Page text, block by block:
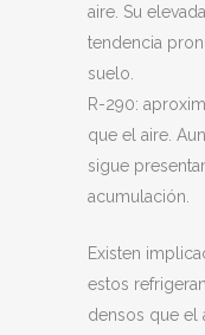
aire. Su
tendencia
suelo.
R-290:
que el aire.
sigue
acumulación.
Existen
estos
densos que el